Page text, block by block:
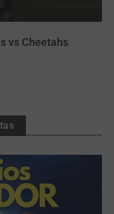
vs Cheetahs